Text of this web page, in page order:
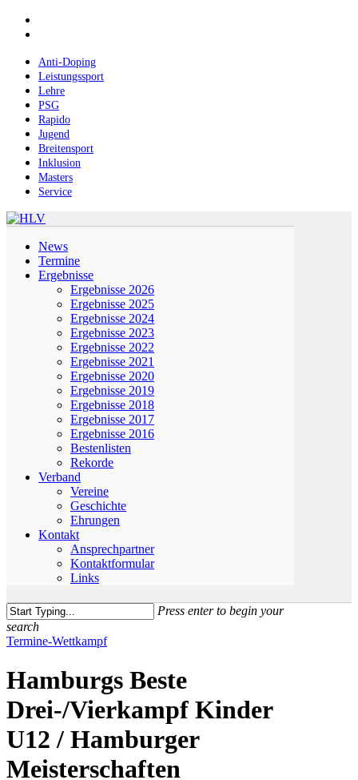
Skip
contentAnti-Doping
Leistungssport
Lehre
PSG
Rapido
Jugend
Breitensport
Inklusion
Masters
Service
News
Termine
Ergebnisse
Ergebnisse 2026
Ergebnisse 2025
Ergebnisse 2024
Ergebnisse 2023
Ergebnisse 2022
Ergebnisse 2021
Ergebnisse 2020
Ergebnisse 2019
Ergebnisse 2018
Ergebnisse 2017
Ergebnisse 2016
Bestenlisten
Rekorde
Verband
Vereine
Geschichte
Ehrungen
Kontakt
Ansprechpartner
Kontaktformular
Links
Press enter to begin your
search
Close
Termine-Wettkampf
Hamburgs Beste
Drei-/Vierkampf Kinder
U12 / Hamburger
Meisterschaften